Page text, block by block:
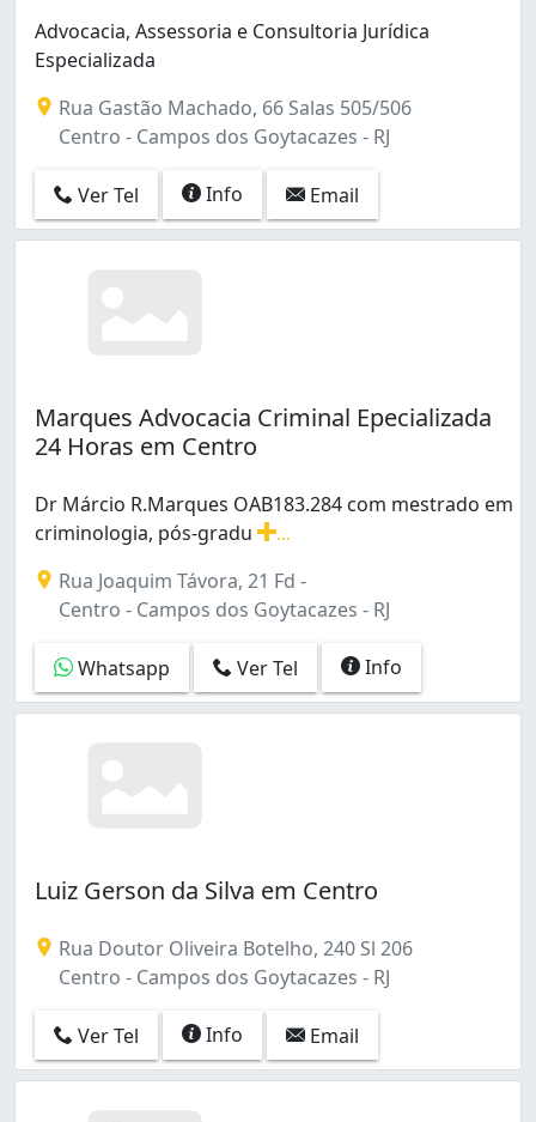
Advogado de Direito Internacional (1)
Parque Rosário (1)
Parque Santo Amaro (1)
Parque São Caetano (1)
Parque Tamandaré (5)
Parque Turf Club (7)
Parque Vicente Gonçalves Dias (1)
Advocacia, Assessoria e Consultoria Jurídica
Especializada
Rua Gastão Machado, 66 Salas 505/506
Centro - Campos dos Goytacazes - RJ
Ver Tel Info Email
Marques Advocacia Criminal Epecializada
24 Horas em Centro
Dr Márcio R.Marques OAB183.284 com mestrado em
criminologia, pós-gradu
Rua Joaquim Távora, 21 Fd -
Centro - Campos dos Goytacazes - RJ
Whatsapp Ver Tel Info
Luiz Gerson da Silva em Centro
Rua Doutor Oliveira Botelho, 240 Sl 206
Centro - Campos dos Goytacazes - RJ
Ver Tel Info Email